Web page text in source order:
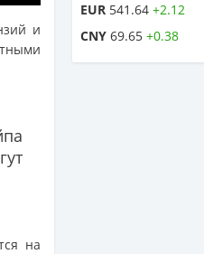
и
на
EUR 541.64 +2.12
CNY 69.65 +0.38